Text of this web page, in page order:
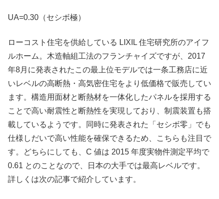
UA=0.30（セシボ極）
ローコスト住宅を供給している LIXIL 住宅研究所のアイフ
ルホーム。木造軸組工法のフランチャイズですが、2017
年8月に発表されたこの最上位モデルでは一条工務店に近
いレベルの高断熱・高気密住宅をより低価格で販売してい
ます。構造用面材と断熱材を一体化したパネルを採用する
ことで高い耐震性と断熱性を実現しており、制震装置も搭
載しているようです。同時に発表された「セシボ零」でも
仕様しだいで高い性能を確保できるため、こちらも注目で
す。どちらにしても、C 値は 2015 年度実物件測定平均で
0.61 とのことなので、日本の大手では最高レベルです。
詳しくは次の記事で紹介しています。